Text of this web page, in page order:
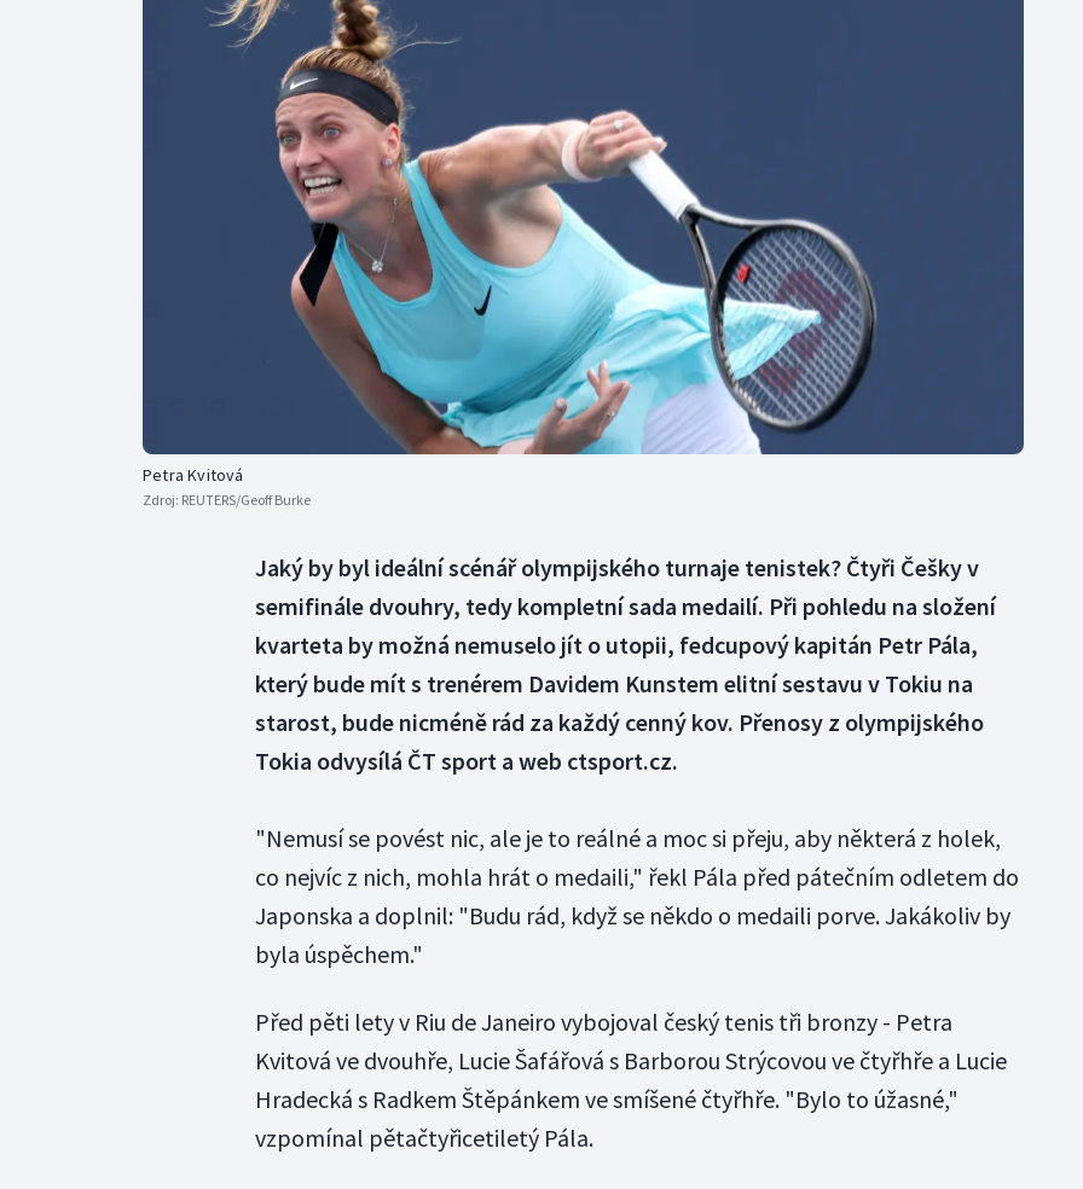
Dostihy
Florbal
Futsal
Golf
Gymnastika
Olympijské hry
Parasport
Plavání
Plážový volejbal
Petra Kvitová
Zdroj: REUTERS/Geoff Burke
Jaký by byl ideální scénář olympijského turnaje tenistek? Čtyři Češky v
semifinále dvouhry, tedy kompletní sada medailí. Při pohledu na složení
kvarteta by možná nemuselo jít o utopii, fedcupový kapitán Petr Pála,
který bude mít s trenérem Davidem Kunstem elitní sestavu v Tokiu na
starost, bude nicméně rád za každý cenný kov. Přenosy z olympijského
Tokia odvysílá ČT sport a web ctsport.cz.
"Nemusí se povést nic, ale je to reálné a moc si přeju, aby některá z holek,
co nejvíc z nich, mohla hrát o medaili," řekl Pála před pátečním odletem do
Japonska a doplnil: "Budu rád, když se někdo o medaili porve. Jakákoliv by
byla úspěchem."
Před pěti lety v Riu de Janeiro vybojoval český tenis tři bronzy - Petra
Kvitová ve dvouhře, Lucie Šafářová s Barborou Strýcovou ve čtyřhře a Lucie
Hradecká s Radkem Štěpánkem ve smíšené čtyřhře. "Bylo to úžasné,"
vzpomínal pětačtyřicetiletý Pála.